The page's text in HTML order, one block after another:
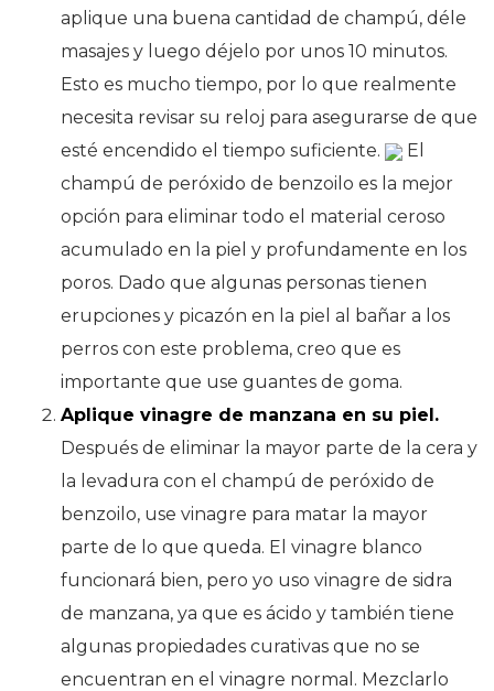
aplique una buena cantidad de champú, déle
masajes y luego déjelo por unos 10 minutos.
Esto es mucho tiempo, por lo que realmente
necesita revisar su reloj para asegurarse de que
esté encendido el tiempo suficiente.
El
champú de peróxido de benzoilo es la mejor
opción para eliminar todo el material ceroso
acumulado en la piel y profundamente en los
poros. Dado que algunas personas tienen
erupciones y picazón en la piel al bañar a los
perros con este problema, creo que es
importante que use guantes de goma.
Aplique vinagre de manzana en su piel.
Después de eliminar la mayor parte de la cera y
la levadura con el champú de peróxido de
benzoilo, use vinagre para matar la mayor
parte de lo que queda. El vinagre blanco
funcionará bien, pero yo uso vinagre de sidra
de manzana, ya que es ácido y también tiene
algunas propiedades curativas que no se
encuentran en el vinagre normal. Mezclarlo